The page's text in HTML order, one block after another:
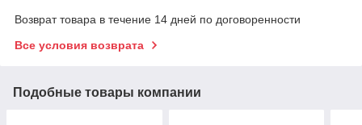
Возврат товара в течение 14 дней по договоренности
Все условия возврата
Подобные товары компании